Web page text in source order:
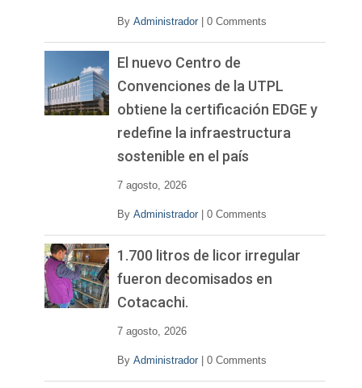
By Administrador 0 Comments
El nuevo Centro de
Convenciones de la UTPL
obtiene la certificación EDGE y
redefine la infraestructura
sostenible en el país
7 agosto, 2026
By Administrador 0 Comments
1.700 litros de licor irregular
fueron decomisados en
Cotacachi.
7 agosto, 2026
By Administrador 0 Comments